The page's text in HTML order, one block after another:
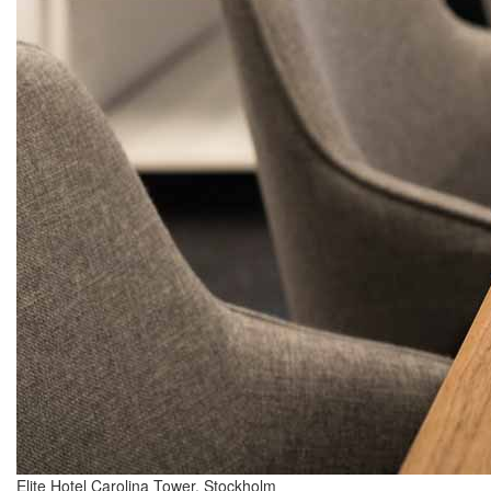
Elite Hotel Carolina Tower, Stockholm